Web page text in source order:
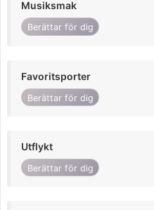
Musiksmak
Berättar för dig
Favoritsporter
Berättar för dig
Utflykt
Berättar för dig